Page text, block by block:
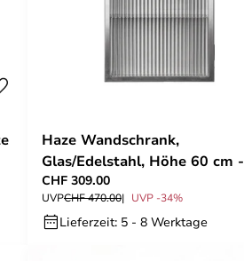
Haze Wandschrank,
Glas/Edelstahl, Höhe 60 cm -
ferm LIVING
CHF 309.00
UVPCHF 470.00 UVP -34%
Lieferzeit: 5 - 8 Werktage